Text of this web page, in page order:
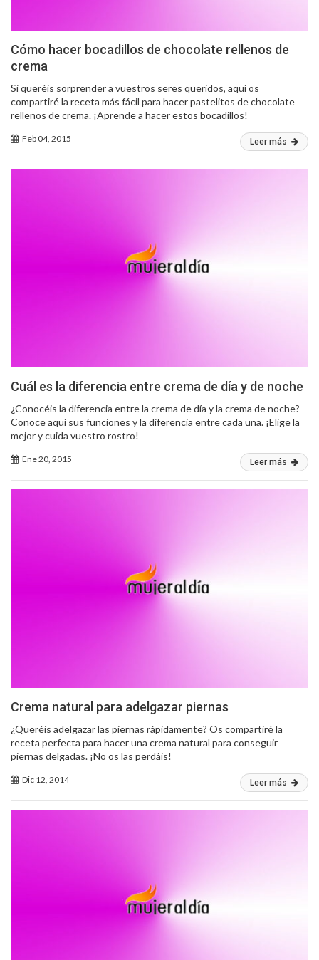
Cómo hacer bocadillos de chocolate rellenos de
crema
Si queréis sorprender a vuestros seres queridos, aquí os
compartiré la receta más fácil para hacer pastelitos de chocolate
rellenos de crema. ¡Aprende a hacer estos bocadillos!
Feb 04, 2015 Leer más
Cuál es la diferencia entre crema de día y de noche
¿Conocéis la diferencia entre la crema de día y la crema de noche?
Conoce aquí sus funciones y la diferencia entre cada una. ¡Elige la
mejor y cuida vuestro rostro!
Ene 20, 2015 Leer más
Crema natural para adelgazar piernas
¿Queréis adelgazar las piernas rápidamente? Os compartiré la
receta perfecta para hacer una crema natural para conseguir
piernas delgadas. ¡No os las perdáis!
Dic 12, 2014 Leer más